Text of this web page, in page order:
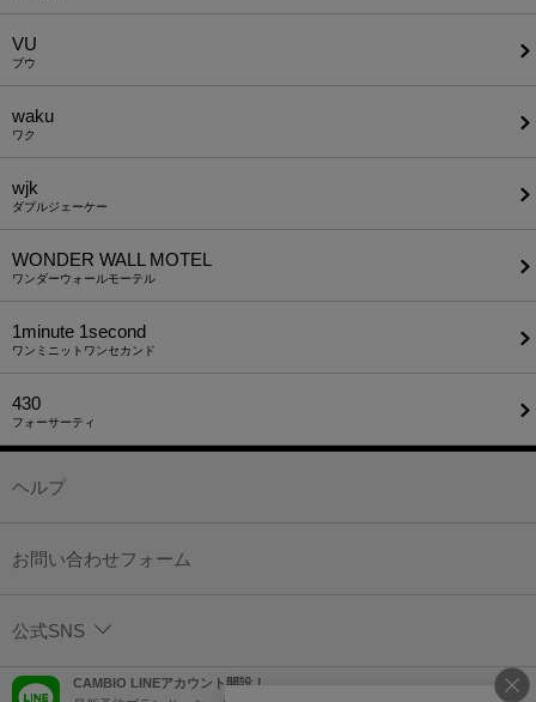
VU
ブウ
waku
ワク
wjk
ダブルジェーケー
WONDER WALL MOTEL
ワンダーウォールモーテル
1minute​ 1second
ワンミニットワンセカンド
430
フォーサーティ
ヘルプ
お問い合わせフォーム
公式SNS
CAMBIO LINEアカウント開設！